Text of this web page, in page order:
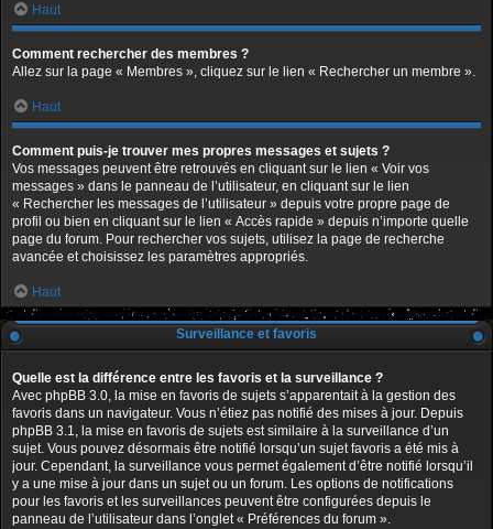
Haut
Comment rechercher des membres ?
Allez sur la page « Membres », cliquez sur le lien « Rechercher un membre ».
Haut
Comment puis-je trouver mes propres messages et sujets ?
Vos messages peuvent être retrouvés en cliquant sur le lien « Voir vos
messages » dans le panneau de l’utilisateur, en cliquant sur le lien
« Rechercher les messages de l’utilisateur » depuis votre propre page de
profil ou bien en cliquant sur le lien « Accès rapide » depuis n’importe quelle
page du forum. Pour rechercher vos sujets, utilisez la page de recherche
avancée et choisissez les paramètres appropriés.
Haut
Surveillance et favoris
Quelle est la différence entre les favoris et la surveillance ?
Avec phpBB 3.0, la mise en favoris de sujets s’apparentait à la gestion des
favoris dans un navigateur. Vous n’étiez pas notifié des mises à jour. Depuis
phpBB 3.1, la mise en favoris de sujets est similaire à la surveillance d’un
sujet. Vous pouvez désormais être notifié lorsqu’un sujet favoris a été mis à
jour. Cependant, la surveillance vous permet également d’être notifié lorsqu’il
y a une mise à jour dans un sujet ou un forum. Les options de notifications
pour les favoris et les surveillances peuvent être configurées depuis le
panneau de l’utilisateur dans l’onglet « Préférences du forum ».